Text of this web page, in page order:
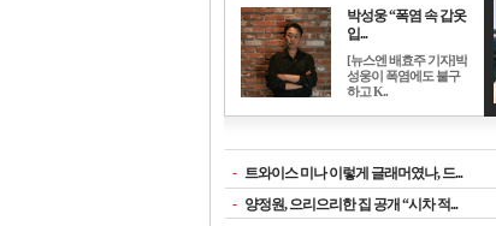
박성웅 “폭염 속 갑옷
입...
[뉴스엔 배효주 기자]박
성웅이 폭염에도 불구
하고 K..
- 트와이스 미나 이렇게 글래머였나, 드...
- 양정원, 으리으리한 집 공개 “시차 적...